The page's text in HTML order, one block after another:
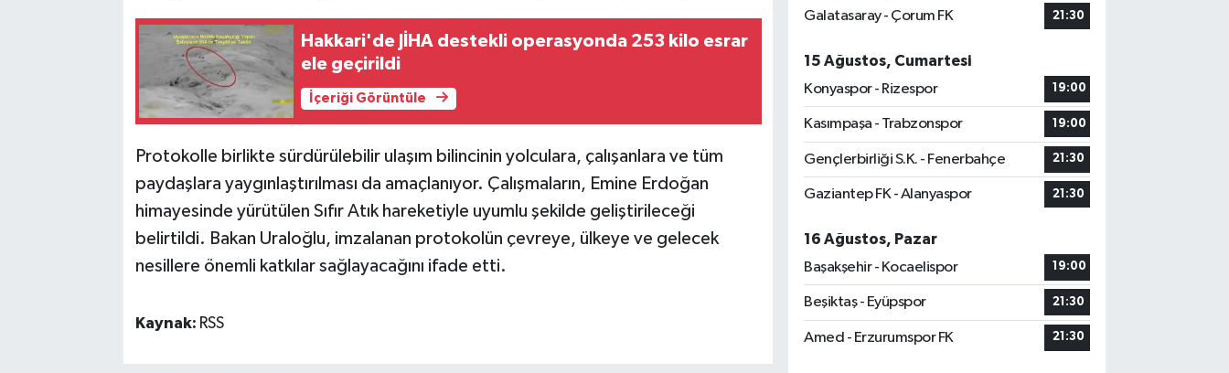
Hakkari'de JİHA destekli operasyonda 253 kilo esrar
ele geçirildi
İçeriği Görüntüle
Protokolle birlikte sürdürülebilir ulaşım bilincinin yolculara, çalışanlara ve tüm
paydaşlara yaygınlaştırılması da amaçlanıyor. Çalışmaların, Emine Erdoğan
himayesinde yürütülen Sıfır Atık hareketiyle uyumlu şekilde geliştirileceği
belirtildi. Bakan Uraloğlu, imzalanan protokolün çevreye, ülkeye ve gelecek
nesillere önemli katkılar sağlayacağını ifade etti.
Kaynak: RSS
Galatasaray - Çorum FK
21:30
15 Ağustos, Cumartesi
Konyaspor - Rizespor
19:00
Kasımpaşa - Trabzonspor 19:00
Gençlerbirliği S.K. - Fenerbahçe 21:30
Gaziantep FK - Alanyaspor 21:30
16 Ağustos, Pazar
Başakşehir - Kocaelispor
19:00
Beşiktaş - Eyüpspor 21:30
Amed - Erzurumspor FK 21:30